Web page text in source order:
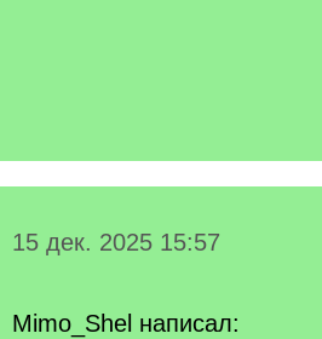
15 дек. 2025 15:57
Mimo_Shel написал: